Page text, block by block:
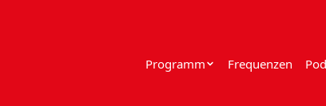
Programm Frequenzen